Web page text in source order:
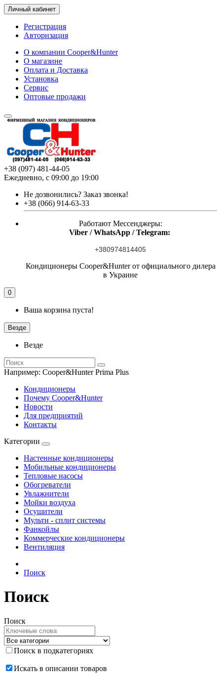
Личный кабинет
Регистрация
Авторизация
О компании Cooper&Hunter
О магазине
Оплата и Доставка
Установка
Сервис
Оптовые продажи
+38 (097) 481-44-05
Ежедневно, с 09:00 до 19:00
Не дозвонились? Заказ звонка!
+38 (066) 914-63-33
Работают Мессенджеры:
Viber / WhatsApp / Telegram:
+380974814405
Кондиционеры Cooper&Hunter от официального дилера
в Украине
0
Ваша корзина пуста!
Везде
Везде
Например: Cooper&Hunter Prima Plus
Кондиционеры
Почему Cooper&Hunter
Новости
Для предприятий
Контакты
Категории
Настенные кондиционеры
Мобильные кондиционеры
Тепловые насосы
Обогреватели
Увлажнители
Мойки воздуха
Осушители
Мульти - сплит системы
Фанкойлы
Коммерческие кондиционеры
Вентиляция
Поиск
Поиск
Поиск
Поиск в подкатегориях
Искать в описании товаров